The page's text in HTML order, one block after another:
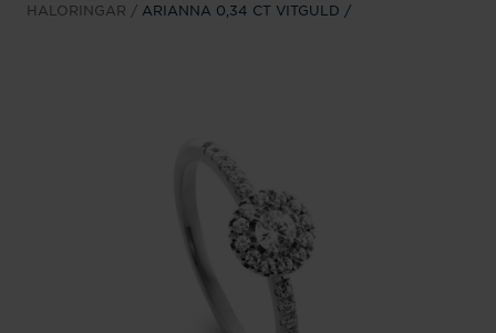
HALORINGAR
ARIANNA 0,34 CT VITGULD